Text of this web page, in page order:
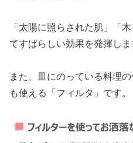
「太陽に照らされた肌」「
てすばらしい効果を発揮しま
また、皿にのっている料理
も使える「フィルタ」です。